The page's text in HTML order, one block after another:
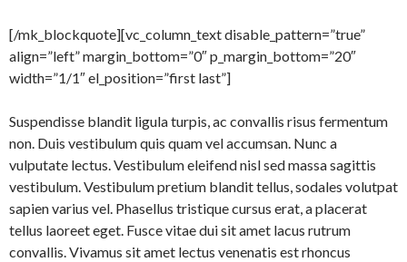
[/mk_blockquote][vc_column_text disable_pattern=”true”
align=”left” margin_bottom=”0″ p_margin_bottom=”20″
width=”1/1″ el_position=”first last”]
Suspendisse blandit ligula turpis, ac convallis risus fermentum
non. Duis vestibulum quis quam vel accumsan. Nunc a
vulputate lectus. Vestibulum eleifend nisl sed massa sagittis
vestibulum. Vestibulum pretium blandit tellus, sodales volutpat
sapien varius vel. Phasellus tristique cursus erat, a placerat
tellus laoreet eget. Fusce vitae dui sit amet lacus rutrum
convallis. Vivamus sit amet lectus venenatis est rhoncus